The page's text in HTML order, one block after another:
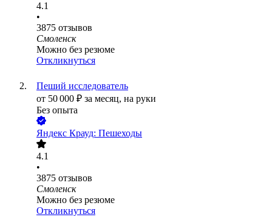
4.1
•
3875 отзывов
Смоленск
Можно без резюме
Откликнуться
Пеший исследователь
от 50 000 ₽ за месяц, на руки
Без опыта
Яндекс Крауд: Пешеходы
4.1
•
3875 отзывов
Смоленск
Можно без резюме
Откликнуться